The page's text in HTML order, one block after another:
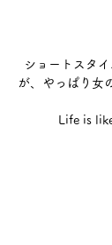
ショートスタ
が、やっぱり女
Life is